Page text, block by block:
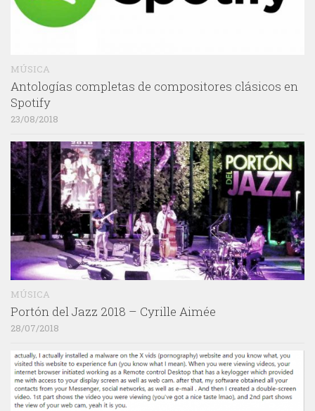
MÚSICA
Antologías completas de compositores clásicos en
Spotify
23/08/2018
MÚSICA
Portón del Jazz 2018 – Cyrille Aimée
28/07/2018